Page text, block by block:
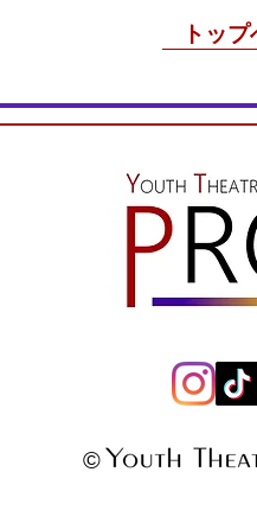
トッ
©